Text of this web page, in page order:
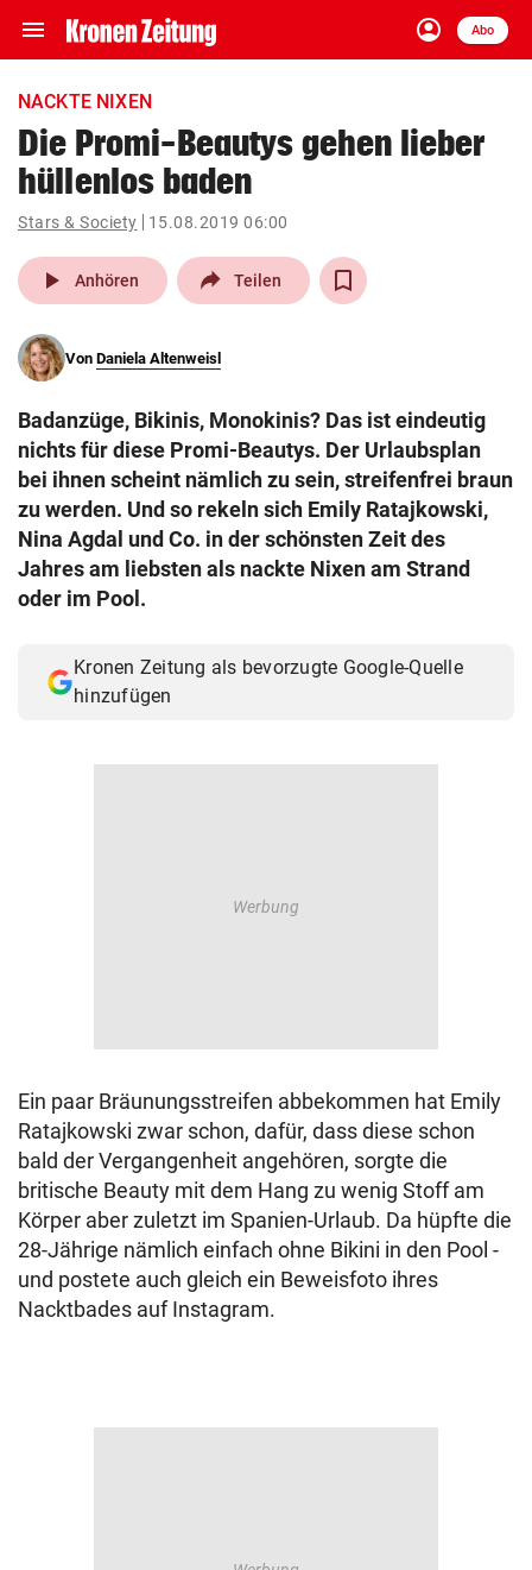
menu Navigation
ein-/ausklappen
account_circle
Anmelden
Abo
close Schließen
account_circle Anmelden
pin_drop
Wien arrow_right
search
eingeben
© Krone Multimedia GmbH & Co KG 2026
Muthgasse 2, 1190 Wien
NACKTE NIXEN
Die Promi-Beautys gehen lieber
hüllenlos baden
Stars & Society 15.08.2019 06:00
play_arrow Anhören Teilen
Von Daniela Altenweisl
Badanzüge, Bikinis, Monokinis? Das ist eindeutig
nichts für diese Promi-Beautys. Der Urlaubsplan
bei ihnen scheint nämlich zu sein, streifenfrei braun
zu werden. Und so rekeln sich Emily Ratajkowski,
Nina Agdal und Co. in der schönsten Zeit des
Jahres am liebsten als nackte Nixen am Strand
oder im Pool.
Kronen Zeitung als bevorzugte Google-Quelle
hinzufügen
Ein paar Bräunungsstreifen abbekommen hat Emily
Ratajkowski zwar schon, dafür, dass diese schon
bald der Vergangenheit angehören, sorgte die
britische Beauty mit dem Hang zu wenig Stoff am
Körper aber zuletzt im Spanien-Urlaub. Da hüpfte die
28-Jährige nämlich einfach ohne Bikini in den Pool -
und postete auch gleich ein Beweisfoto ihres
Nacktbades auf Instagram.